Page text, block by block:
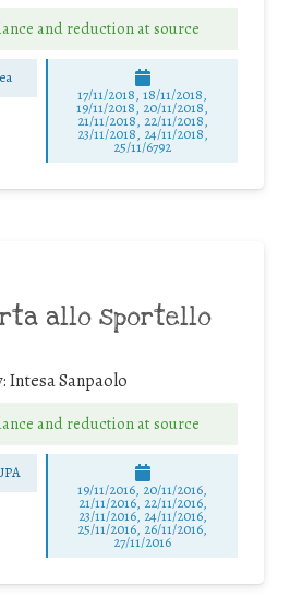
and reduction at source
17/11/2018, 18/11/2018,
19/11/2018, 20/11/2018,
21/11/2018, 22/11/2018,
23/11/2018, 24/11/2018,
25/11/6792
allo sportello
Intesa Sanpaolo
and reduction at source
19/11/2016, 20/11/2016,
21/11/2016, 22/11/2016,
23/11/2016, 24/11/2016,
25/11/2016, 26/11/2016,
27/11/2016